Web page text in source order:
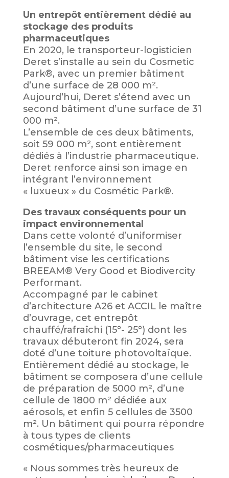
Un entrepôt entièrement dédié au
stockage des produits
pharmaceutiques
En 2020, le transporteur-logisticien
Deret s’installe au sein du Cosmetic
Park®, avec un premier bâtiment
d’une surface de 28 000 m².
Aujourd’hui, Deret s’étend avec un
second bâtiment d’une surface de 31
000 m².
L’ensemble de ces deux bâtiments,
soit 59 000 m², sont entièrement
dédiés à l’industrie pharmaceutique.
Deret renforce ainsi son image en
intégrant l’environnement
« luxueux » du Cosmétic Park®.
Des travaux conséquents pour un
impact environnemental
Dans cette volonté d’uniformiser
l’ensemble du site, le second
bâtiment vise les certifications
BREEAM® Very Good et Biodivercity
Performant.
Accompagné par le cabinet
d’architecture A26 et ACCIL le maître
d’ouvrage, cet entrepôt
chauffé/rafraîchi (15°- 25°) dont les
travaux débuteront fin 2024, sera
doté d’une toiture photovoltaïque.
Entièrement dédié au stockage, le
bâtiment se composera d’une cellule
de préparation de 5000 m², d’une
cellule de 1800 m² dédiée aux
aérosols, et enfin 5 cellules de 3500
m². Un bâtiment qui pourra répondre
à tous types de clients
cosmétiques/pharmaceutiques
« Nous sommes très heureux de